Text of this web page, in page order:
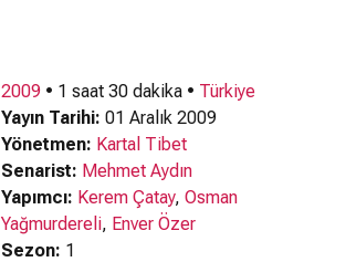
2009 • 1 saat 30 dakika • Türkiye
Yayın Tarihi: 01 Aralık 2009
Yönetmen: Kartal Tibet
Senarist: Mehmet Aydın
Yapımcı: Kerem Çatay, Osman
Yağmurdereli, Enver Özer
Sezon: 1